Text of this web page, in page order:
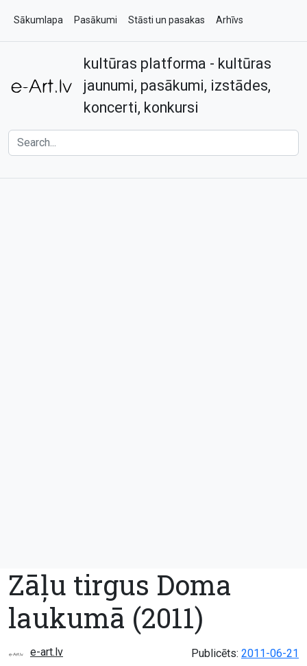
Sākumlapa Pasākumi Stāsti un pasakas Arhīvs
Kontakti
kultūras platforma - kultūras
jaunumi, pasākumi, izstādes,
koncerti, konkursi
Zāļu tirgus Doma
laukumā (2011)
e-art.lv Publicēts: 2011-06-21